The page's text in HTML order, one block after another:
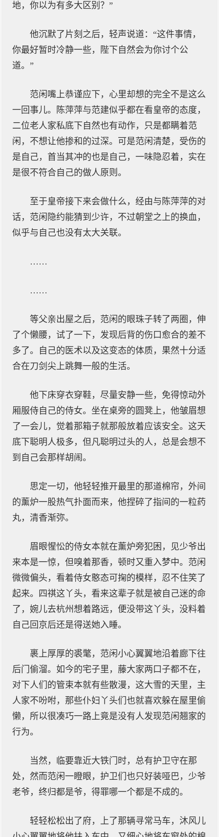
地，你以为有多大区别？”
他沉默了片刻之后，轻声说道：“这件事情，
你最好暂时冷静一些，陛下自然会为你讨个公
道。”
范闲嘴上恭谨应下，心里却想的完全不是这么
一回事儿。陈萍萍与范建似乎都在看皇帝的态度，
二位老人家私底下自然也有动作，只是都瞒着范
闲，不想让他掺和的过深。可是范闲清楚，受伤的
是自己，首当其冲的也是自己，一味隐忍着，实在
是很不符合自己的做人原则。
至于皇帝接下来会做什么，经由与陈萍萍的对
话，范闲隐约能猜到少许，不过朝堂之上的换血，
似乎与自己也没有太大关联。
……
……
等父亲出屋之后，范闲的眼珠子转了两圈，伸
了个懒腰，试了一下，发现后背的伤口愈合的差不
多了。自己的医术以及这变态的体质，果然十分适
合在刀剑尖上跳舞一般的生活。
他下床穿衣穿鞋，尽量安静一些，免得惊动外
厢服侍自己的侍女。坐在桌旁的圆凳上，他皱眉想
了一会儿，觉着那箱子就那般放着应该安全。这天
底下聪明人极多，但凡聪明过头的人，总是会想不
到自己会那样胡闹。
思定一切，他轻轻推开最里的那道棉帘，外间
的薰炉一股热气扑面而来，他捏碎了指间的一粒药
丸，清香渐弥。
眉眼惺忪的侍女本就在薰炉旁犯困，见少爷出
来本是一惊，但嗅着那香，顿时又重入梦中。范闲
微微偏头，看着侍女憨态可掬的模样，忍不住笑了
起来。四祺这丫头，看来这辈子就是被自己迷的命
了，婉儿去杭州想着路远，便没带这丫头，没料着
自己回京后还是得送她入睡。
裹上厚厚的裘氅，范闲小心翼翼地沿着廊下往
后门偷溜。如今的宅子里，藤大家两口子都不在，
对下人们的管束本就有些散漫，这大雪的天里，主
人家不吩咐，那些仆妇丫头们也就喜欢躲在屋里偷
懒，所以很凑巧一路上竟是没有人发现范闲翘家的
行为。
当然，临要靠近大铁门时，总有护卫守在那
处，然而范闲一瞪眼，护卫们也只好装哑巴，少爷
老爷，终归都是爷，得罪哪一个都是不成的。
轻轻松松出了府，上了那辆寻常马车，沐风儿